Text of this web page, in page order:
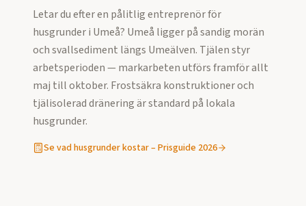
Letar du efter en pålitlig entreprenör för
husgrunderi Umeå? Umeå ligger på sandig morän
och svallsediment längs Umeälven. Tjälen styr
arbetsperioden — markarbeten utförs framför allt
maj till oktober. Frostsäkra konstruktioner och
tjälisolerad dränering är standard på lokala
husgrunder.
Se vadhusgrunderkostar – Prisguide 2026